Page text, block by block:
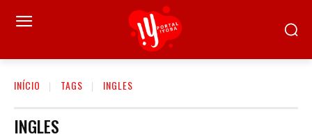
INÍCIO TAGS INGLES
INGLES